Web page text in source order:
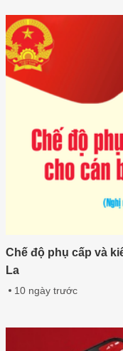
Chế độ phụ cấp và
La
10 ngày trước